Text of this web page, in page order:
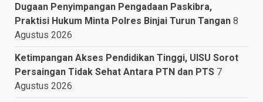
Dugaan Penyimpangan Pengadaan Paskibra,
Praktisi Hukum Minta Polres Binjai Turun Tangan 8
Agustus 2026
Ketimpangan Akses Pendidikan Tinggi, UISU Sorot
Persaingan Tidak Sehat Antara PTN dan PTS 7
Agustus 2026